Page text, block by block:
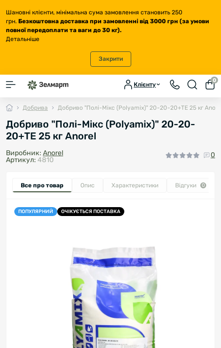
Шановні клієнти, мінімальна сума замовлення становить 250
грн. Безкоштовна доставка при замовленні від 3000 грн (за умови
повної передоплати та ваги до 30 кг).
Детальніше
Закрити
Клієнту
0
Добрива Добриво "Полі-Мікс (Polyamix)" 20-20-20+TЕ 25 кг
Добриво "Полі-Мікс (Polyamix)" 20-20-
20+TЕ 25 кг Anorel
Виробник: Anorel
Артикул: 4810
0
Все про товар Опис Характеристики Відгуки 0
ПОПУЛЯРНИЙ ОЧІКУЄТЬСЯ ПОСТАВКА